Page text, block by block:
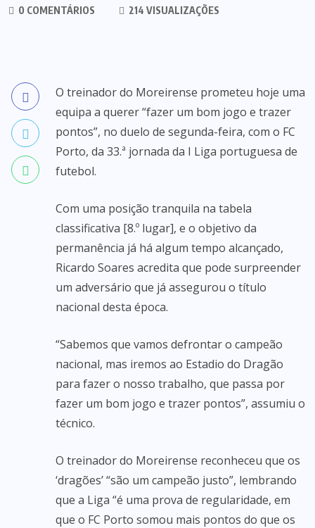
0 COMENTÁRIOS
214 VISUALIZAÇÕES
O treinador do Moreirense prometeu hoje uma
equipa a querer “fazer um bom jogo e trazer
pontos”, no duelo de segunda-feira, com o FC
Porto, da 33.ª jornada da I Liga portuguesa de
futebol.
Com uma posição tranquila na tabela
classificativa [8.º lugar], e o objetivo da
permanência já há algum tempo alcançado,
Ricardo Soares acredita que pode surpreender
um adversário que já assegurou o título
nacional desta época.
“Sabemos que vamos defrontar o campeão
nacional, mas iremos ao Estadio do Dragão
para fazer o nosso trabalho, que passa por
fazer um bom jogo e trazer pontos”, assumiu o
técnico.
O treinador do Moreirense reconheceu que os
‘dragões’ “são um campeão justo”, lembrando
que a Liga “é uma prova de regularidade, em
que o FC Porto somou mais pontos do que os